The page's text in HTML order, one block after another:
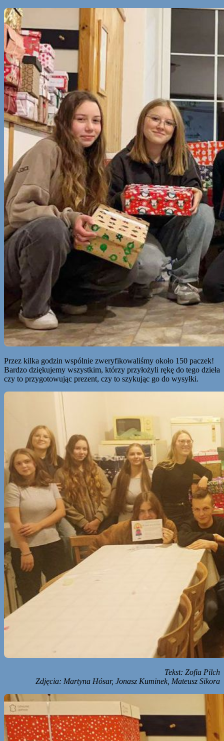
Przez kilka godzin wspólnie zweryfikowaliśmy około 150 paczek!
Bardzo dziękujemy wszystkim, którzy przyłożyli rękę do tego dzieła
czy to przygotowując prezent, czy to szykując go do wysyłki.
Tekst: Zofia Pilch
Zdjęcia: Martyna Hósar, Jonasz Kuminek, Mateusz Sikora